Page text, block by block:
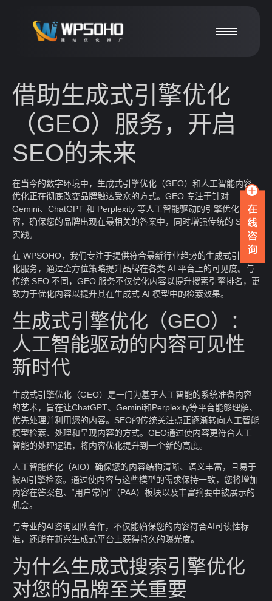
借助生成式引擎优化
（GEO）服务，开启
SEO的未来
在当今的数字环境中，生成式引擎优化（GEO）和人工智能内容
优化正在彻底改变品牌触达受众的方式。GEO 专注于针对
Gemini、ChatGPT 和 Perplexity 等人工智能驱动的引擎优化内
容，确保您的品牌出现在最相关的答案中，同时增强传统的 SEO
实践。
在 WPSOHO，我们专注于提供符合最新行业趋势的生成式引擎优
化服务，通过全方位策略提升品牌在各类 AI 平台上的可见度。与
传统 SEO 不同，GEO 服务不仅优化内容以提升搜索引擎排名，更
致力于优化内容以提升其在生成式 AI 模型中的检索效果。
生成式引擎优化（GEO）：
人工智能驱动的内容可见性
新时代
生成式引擎优化（GEO）是一门为基于人工智能的系统准备内容
的艺术，旨在让ChatGPT、Gemini和Perplexity等平台能够理解、
优先处理并利用您的内容。SEO的传统关注点正逐渐转向人工智能
模型检索、处理和呈现内容的方式。GEO通过使内容更符合人工
智能的处理逻辑，将内容优化提升到一个新的高度。
人工智能优化（AIO）确保您的内容结构清晰、语义丰富，且易于
被AI引擎检索。通过使内容与这些模型的需求保持一致，您将增加
内容在答案包、“用户常问”（PAA）板块以及丰富摘要中被展示的
机会。
与专业的AI咨询团队合作，不仅能确保您的内容符合AI可读性标
准，还能在新兴生成式平台上获得持久的曝光度。
为什么生成式搜索引擎优化
对您的品牌至关重要